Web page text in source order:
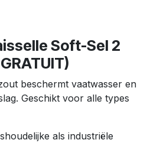
Soft-Sel 2
beschermt vaatwasser en
Geschikt voor alle types
als industriële